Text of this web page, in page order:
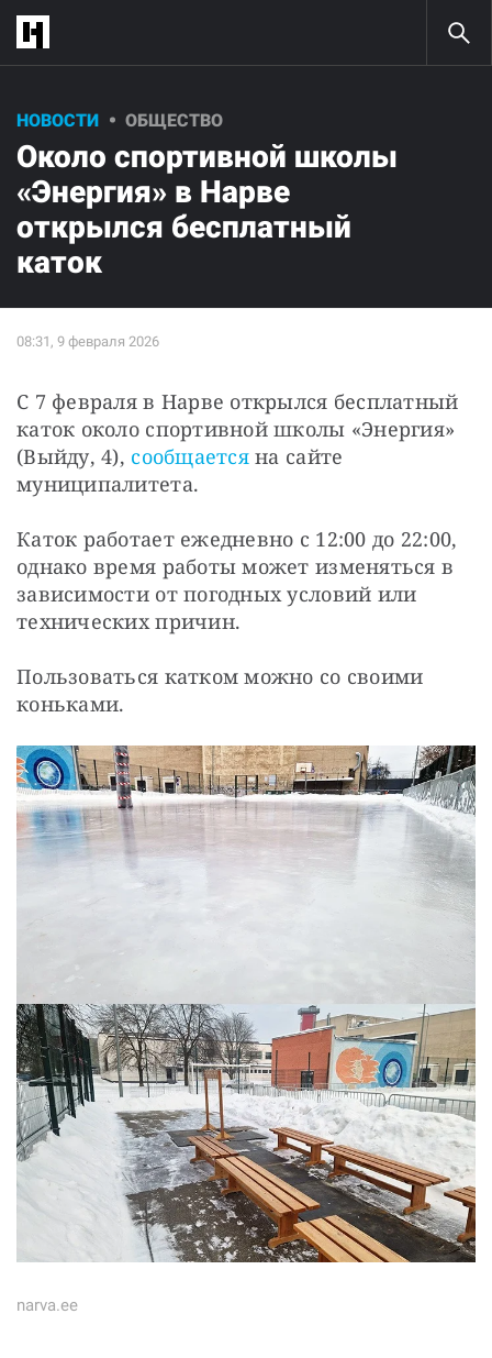
НОВОСТИ ОБЩЕСТВО
Около спортивной школы
«Энергия» в Нарве
открылся бесплатный
каток
С 7 февраля в Нарве открылся бесплатный
каток около спортивной школы «Энергия»
(Выйду, 4), сообщается на сайте
муниципалитета.
Каток работает ежедневно с 12:00 до 22:00,
однако время работы может изменяться в
зависимости от погодных условий или
технических причин.
Пользоваться катком можно со своими
коньками.
narva.ee